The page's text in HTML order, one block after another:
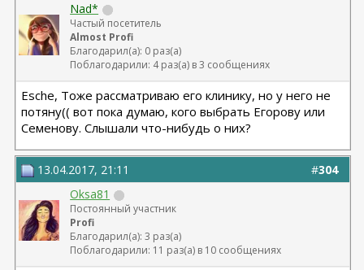
Nad*
Частый посетитель
Almost Profi
Благодарил(а): 0 раз(а)
Поблагодарили: 4 раз(а) в 3 сообщениях
Esche, Тоже рассматриваю его клинику, но у него не
потяну(( вот пока думаю, кого выбрать Егорову или
Семенову. Слышали что-нибудь о них?
#304
13.04.2017, 21:11
Oksa81
Постоянный участник
Profi
Благодарил(а): 3 раз(а)
Поблагодарили: 11 раз(а) в 10 сообщениях